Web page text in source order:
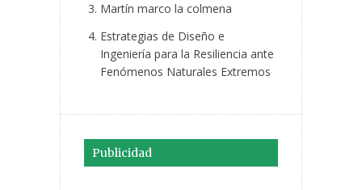
Martín marco la colmena
Estrategias de Diseño e
Ingeniería para la Resiliencia ante
Fenómenos Naturales Extremos
Publicidad